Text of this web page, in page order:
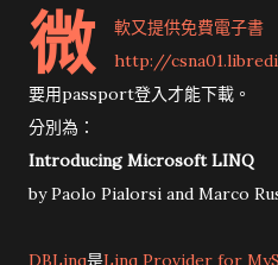
微
軟又提供免費電子書
http://
要用passport登入才能下載。
分別為：
Introducing Microsoft LINQ
by Paolo Pialorsi and Marco
DBLinq是Linq Provider for